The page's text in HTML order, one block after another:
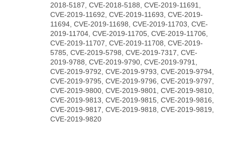
2018-5187, CVE-2018-5188, CVE-2019-11691,
CVE-2019-11692, CVE-2019-11693, CVE-2019-
11694, CVE-2019-11698, CVE-2019-11703, CVE-
2019-11704, CVE-2019-11705, CVE-2019-11706,
CVE-2019-11707, CVE-2019-11708, CVE-2019-
5785, CVE-2019-5798, CVE-2019-7317, CVE-
2019-9788, CVE-2019-9790, CVE-2019-9791,
CVE-2019-9792, CVE-2019-9793, CVE-2019-9794,
CVE-2019-9795, CVE-2019-9796, CVE-2019-9797,
CVE-2019-9800, CVE-2019-9801, CVE-2019-9810,
CVE-2019-9813, CVE-2019-9815, CVE-2019-9816,
CVE-2019-9817, CVE-2019-9818, CVE-2019-9819,
CVE-2019-9820